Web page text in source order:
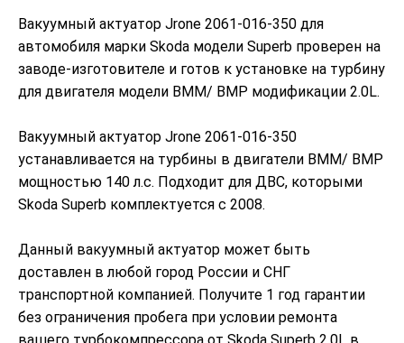
Вакуумный актуатор Jrone 2061-016-350 для
автомобиля марки Skoda модели Superb проверен на
заводе-изготовителе и готов к установке на турбину
для двигателя модели BMM/ BMP модификации 2.0L.
Вакуумный актуатор Jrone 2061-016-350
устанавливается на турбины в двигатели BMM/ BMP
мощностью 140 л.с. Подходит для ДВС, которыми
Skoda Superb комплектуется с 2008.
Данный вакуумный актуатор может быть
доставлен в любой город России и СНГ
транспортной компанией. Получите 1 год гарантии
без ограничения пробега при условии ремонта